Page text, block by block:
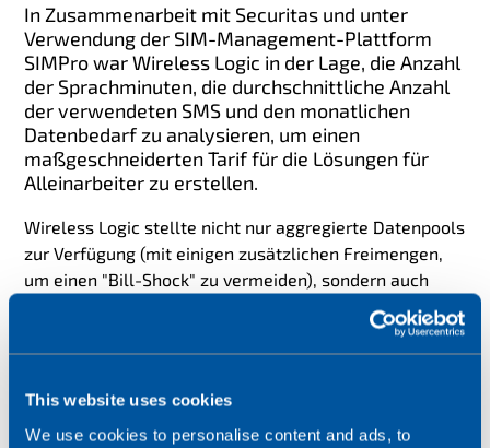
This website uses cookies
We use cookies to personalise content and ads, to
In Zusammenarbeit mit Securitas und unter
Verwendung der SIM-Management-Plattform
SIMPro war Wireless Logic in der Lage, die Anzahl
der Sprachminuten, die durchschnittliche Anzahl
der verwendeten SMS und den monatlichen
Datenbedarf zu analysieren, um einen
maßgeschneiderten Tarif für die Lösungen für
Alleinarbeiter zu erstellen.
Wireless Logic stellte nicht nur aggregierte Datenpools
zur Verfügung (mit einigen zusätzlichen Freimengen,
um einen "Bill-Shock" zu vermeiden), sondern auch
eine netzunabhängige, ungesteuerte Roaming-SIM, die
es dem Benutzer ermöglicht, immer die stärkste
Abdeckung in allen wichtigen britischen Netzen zu
Verbindung zu verlassen. Mit dem Virtual Private
Network (VPN) von Wireless Logic ist Securitas in der